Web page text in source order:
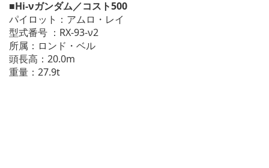
■Hi-νガンダム／コスト500
パイロット：アムロ・レイ
型式番号 ：RX-93-ν2
所属：ロンド・ベル
頭長高：20.0m
重量：27.9t